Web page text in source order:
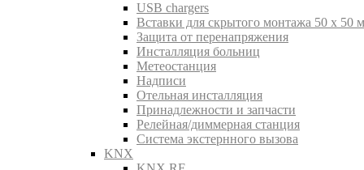
USB chargers
Вставки для скрытого монтажа 50 x 50
Защита от перенапряжения
Инсталляция больниц
Метеостанция
Надписи
Отельная инсталляция
Принадлежности и запчасти
Релейная/диммерная станция
Система экстернного вызова
KNX